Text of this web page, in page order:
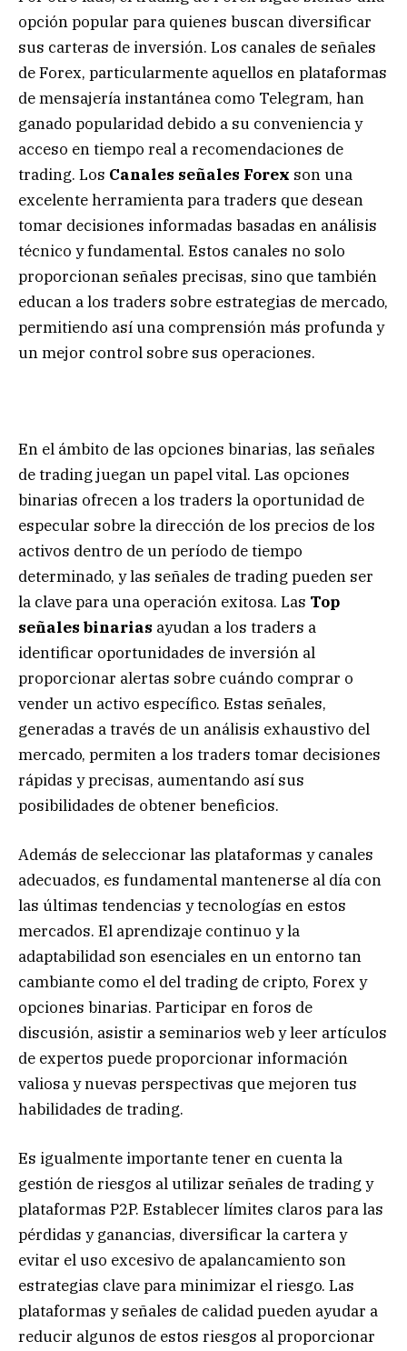
opción popular para quienes buscan diversificar
sus carteras de inversión. Los canales de señales
de Forex, particularmente aquellos en plataformas
de mensajería instantánea como Telegram, han
ganado popularidad debido a su conveniencia y
acceso en tiempo real a recomendaciones de
trading. Los Canales señales Forex son una
excelente herramienta para traders que desean
tomar decisiones informadas basadas en análisis
técnico y fundamental. Estos canales no solo
proporcionan señales precisas, sino que también
educan a los traders sobre estrategias de mercado,
permitiendo así una comprensión más profunda y
un mejor control sobre sus operaciones.
En el ámbito de las opciones binarias, las señales
de trading juegan un papel vital. Las opciones
binarias ofrecen a los traders la oportunidad de
especular sobre la dirección de los precios de los
activos dentro de un período de tiempo
determinado, y las señales de trading pueden ser
la clave para una operación exitosa. Las Top
señales binarias ayudan a los traders a
identificar oportunidades de inversión al
proporcionar alertas sobre cuándo comprar o
vender un activo específico. Estas señales,
generadas a través de un análisis exhaustivo del
mercado, permiten a los traders tomar decisiones
rápidas y precisas, aumentando así sus
posibilidades de obtener beneficios.
Además de seleccionar las plataformas y canales
adecuados, es fundamental mantenerse al día con
las últimas tendencias y tecnologías en estos
mercados. El aprendizaje continuo y la
adaptabilidad son esenciales en un entorno tan
cambiante como el del trading de cripto, Forex y
opciones binarias. Participar en foros de
discusión, asistir a seminarios web y leer artículos
de expertos puede proporcionar información
valiosa y nuevas perspectivas que mejoren tus
habilidades de trading.
Es igualmente importante tener en cuenta la
gestión de riesgos al utilizar señales de trading y
plataformas P2P. Establecer límites claros para las
pérdidas y ganancias, diversificar la cartera y
evitar el uso excesivo de apalancamiento son
estrategias clave para minimizar el riesgo. Las
plataformas y señales de calidad pueden ayudar a
reducir algunos de estos riesgos al proporcionar